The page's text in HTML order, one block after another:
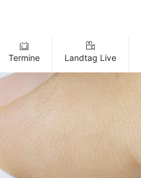
Termine Landtag Live